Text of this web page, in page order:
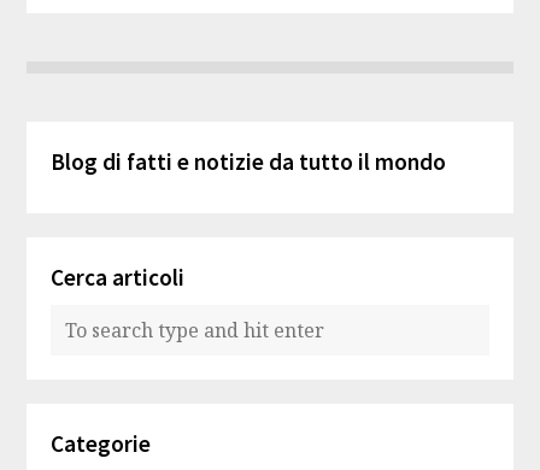
Blog di fatti e notizie da tutto il mondo
Cerca articoli
Categorie